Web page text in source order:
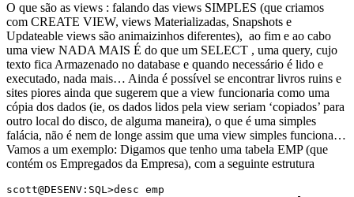
O que são as views : falando das views SIMPLES (que criamos
com CREATE VIEW, views Materializadas, Snapshots e
Updateable views são animaizinhos diferentes), ao fim e ao cabo
uma view NADA MAIS É do que um SELECT , uma query, cujo
texto fica Armazenado no database e quando necessário é lido e
executado, nada mais… Ainda é possível se encontrar livros ruins e
sites piores ainda que sugerem que a view funcionaria como uma
cópia dos dados (ie, os dados lidos pela view seriam ‘copiados’ para
outro local do disco, de alguma maneira), o que é uma simples
falácia, não é nem de longe assim que uma view simples funciona…
Vamos a um exemplo: Digamos que tenho uma tabela EMP (que
contém os Empregados da Empresa), com a seguinte estrutura
scott@DESENV:SQL>desc emp